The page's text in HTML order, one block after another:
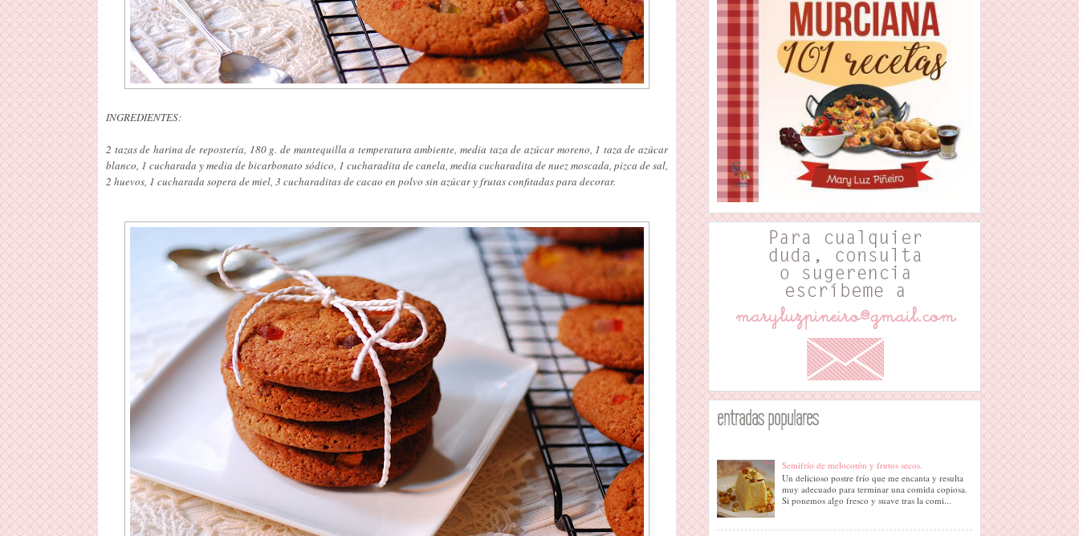
INGREDIENTES:
2 tazas de harina de repostería, 180 g. de mantequilla a temperatura ambiente, media taza de azúcar moreno, 1 taza de azúcar
blanco, 1 cucharada y media de bicarbonato sódico, 1 cucharadita de canela, media cucharadita de nuez moscada, pizca de sal,
2 huevos, 1 cucharada sopera de miel, 3 cucharaditas de cacao en polvo sin azúcar y frutas confitadas para decorar.
entradas populares
Semifrío de melocotón y frutos secos.
Un delicioso postre frío que me encanta y resulta
muy adecuado para terminar una comida copiosa.
Si ponemos algo fresco y suave tras la comi...